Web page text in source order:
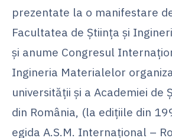
prezentate la o manifestare
Facultatea de Ştiinţa şi
şi anume Congresul
Ingineria Materialelor
universităţii şi a Academiei de
din România, (la ediţiile din
egida A.S.M. Internaţional –